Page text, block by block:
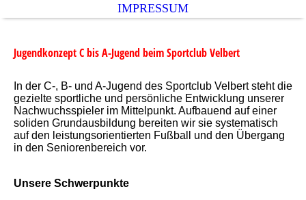
IMPRESSUM
Jugendkonzept C bis A-Jugend beim Sportclub Velbert
In der C-, B- und A-Jugend des Sportclub Velbert steht die
gezielte sportliche und persönliche Entwicklung unserer
Nachwuchsspieler im Mittelpunkt. Aufbauend auf einer
soliden Grundausbildung bereiten wir sie systematisch
auf den leistungsorientierten Fußball und den Übergang
in den Seniorenbereich vor.
Unsere Schwerpunkte